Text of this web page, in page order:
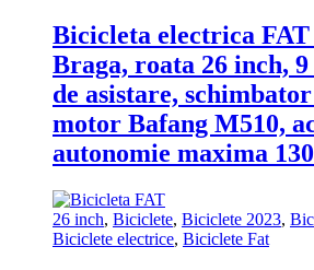
Bicicleta electrica
Braga, roata 26 inch,
de asistare,
motor Bafang M510,
autonomie maxima
26 inch, Biciclete, Biciclete 2023,
Biciclete electrice, Biciclete Fat